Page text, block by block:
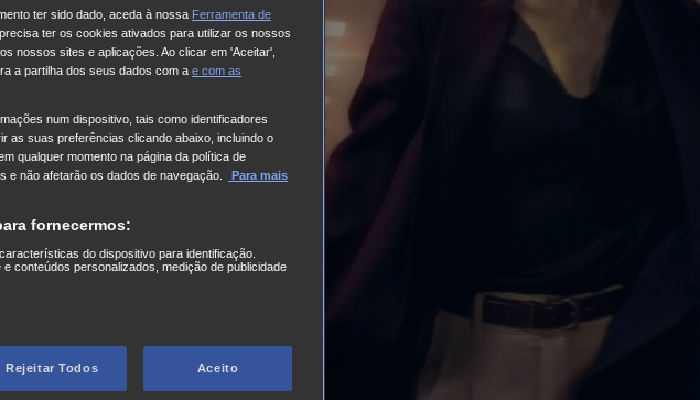
ter sido dado, aceda à nossa Ferramenta de
ter os cookies ativados para utilizar os nossos
nossos sites e aplicações. Ao clicar em 'Aceitar',
a partilha dos seus dados com a e com as
num dispositivo, tais como identificadores
as suas preferências clicando abaixo, incluindo o
qualquer momento na página da política de
não afetarão os dados de navegação.
Para mais
fornecermos:
do dispositivo para identificação.
conteúdos personalizados, medição de publicidade
Rejeitar Todos Aceito